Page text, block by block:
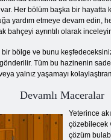
Her bölüm başka bir hayatta
yardım etmeye devam edin,
bahçeyi ayrıntılı olarak
bölge ve bunu
Tüm bu hazinenin
yalnız yaşamayı
Devamlı Maceralar
Yeterince
çözebilecek
çözüm